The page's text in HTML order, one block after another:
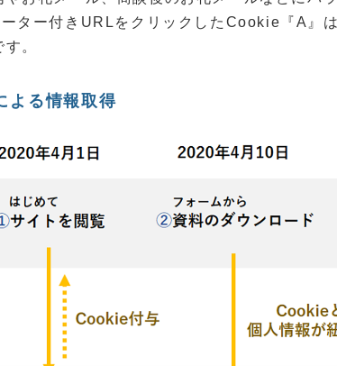
ター付きURLをクリックしたCookie『A』
。
よる情報取得